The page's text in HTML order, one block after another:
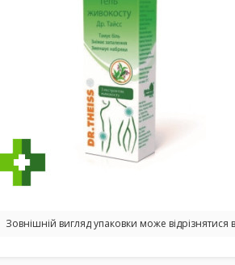
Зовнішній вигляд упаковки може відрізнятися